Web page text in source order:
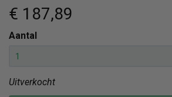
€ 187,89
Aantal
Uitverkocht